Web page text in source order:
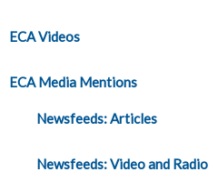
ECA Videos
ECA Media Mentions
Newsfeeds: Articles
Newsfeeds: Video and Radio